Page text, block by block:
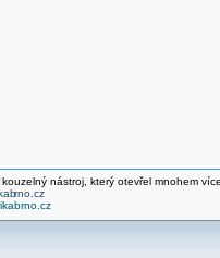
nástroj, který otevřel mnohem
rno.cz